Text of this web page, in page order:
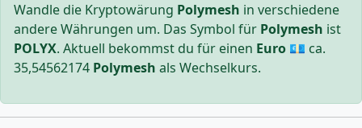
Wandle die Kryptowärung Polymesh in verschiedene
andere Währungen um. Das Symbol für Polymesh ist
POLYX. Aktuell bekommst du für einen Euro 💶 ca.
35,54562174 Polymesh als Wechselkurs.